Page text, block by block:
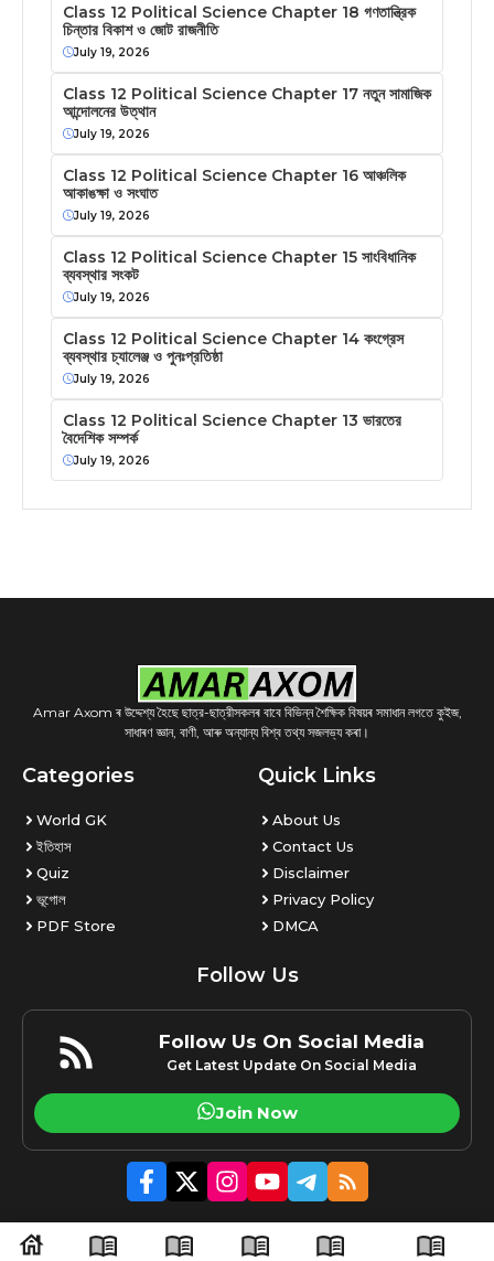
Class 12 Political Science Chapter 18 গণতান্ত্রিক
চিন্তার বিকাশ ও জোট রাজনীতি
July 19, 2026
Class 12 Political Science Chapter 17 নতুন সামাজিক
আন্দোলনের উত্থান
July 19, 2026
Class 12 Political Science Chapter 16 আঞ্চলিক
আকাঙক্ষা ও সংঘাত
July 19, 2026
Class 12 Political Science Chapter 15 সাংবিধানিক
ব্যবস্থার সংকট
July 19, 2026
Class 12 Political Science Chapter 14 কংগ্রেস
ব্যবস্থার চ্যালেঞ্জ ও পুনঃপ্রতিষ্ঠা
July 19, 2026
Class 12 Political Science Chapter 13 ভারতের
বৈদেশিক সম্পর্ক
July 19, 2026
Amar Axom ৰ উদ্দেশ্য হৈছে ছাত্র-ছাত্রীসকলৰ বাবে বিভিন্ন শৈক্ষিক বিষয়ৰ সমাধান লগতে কুইজ,
সাধাৰণ জ্ঞান, বাণী, আৰু অন্যান্য বিশ্ব তথ্য সজলভ্য কৰা।
Categories
World GK
ইতিহাস
Quiz
ভূগোল
PDF Store
Quick Links
About Us
Contact Us
Disclaimer
Privacy Policy
DMCA
Follow Us
Follow Us On Social Media
Get Latest Update On Social Media
Join Now
© 2026 Amaraxom.com | All rights reserved.